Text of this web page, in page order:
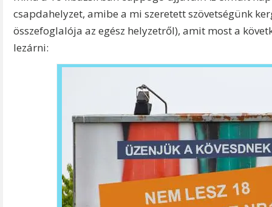
csapdahelyzet, amibe a mi szeretett szövetségünk
összefoglalója az egész helyzetről), amit most a
lezárni: